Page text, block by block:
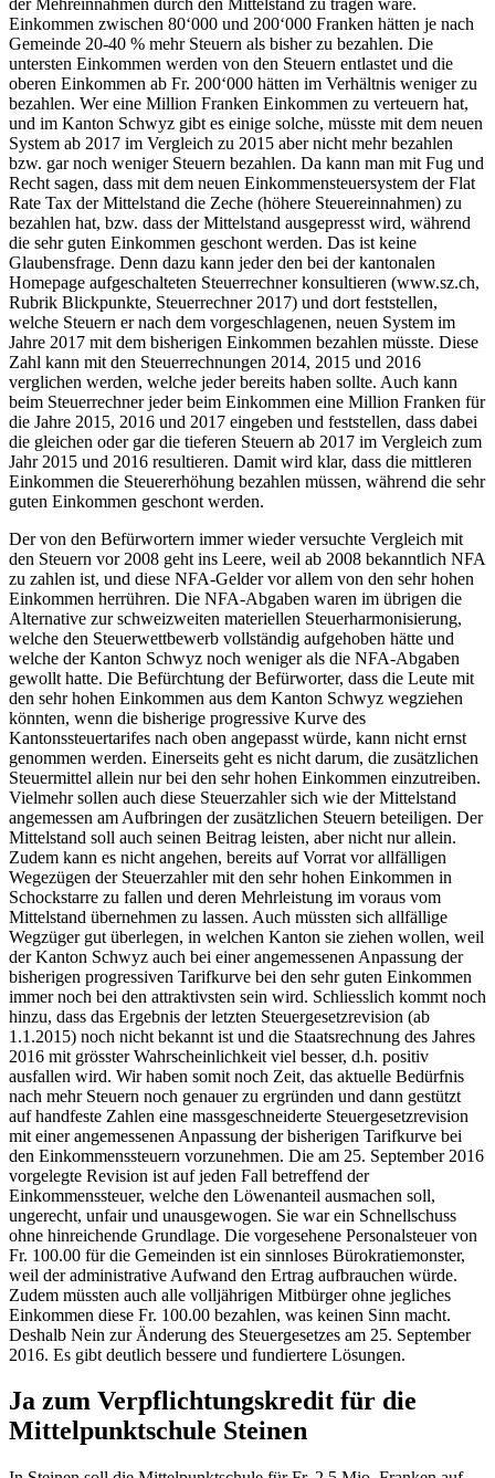
Einkommen zwischen 80‘000 und 200‘000 Franken hätten je nach
Gemeinde 20-40 % mehr Steuern als bisher zu bezahlen. Die
untersten Einkommen werden von den Steuern entlastet und die
oberen Einkommen ab Fr. 200‘000 hätten im Verhältnis weniger zu
bezahlen. Wer eine Million Franken Einkommen zu verteuern hat,
und im Kanton Schwyz gibt es einige solche, müsste mit dem neuen
System ab 2017 im Vergleich zu 2015 aber nicht mehr bezahlen
bzw. gar noch weniger Steuern bezahlen. Da kann man mit Fug und
Recht sagen, dass mit dem neuen Einkommensteuersystem der Flat
Rate Tax der Mittelstand die Zeche (höhere Steuereinnahmen) zu
bezahlen hat, bzw. dass der Mittelstand ausgepresst wird, während
die sehr guten Einkommen geschont werden. Das ist keine
Glaubensfrage. Denn dazu kann jeder den bei der kantonalen
Homepage aufgeschalteten Steuerrechner konsultieren (www.sz.ch,
Rubrik Blickpunkte, Steuerrechner 2017) und dort feststellen,
welche Steuern er nach dem vorgeschlagenen, neuen System im
Jahre 2017 mit dem bisherigen Einkommen bezahlen müsste. Diese
Zahl kann mit den Steuerrechnungen 2014, 2015 und 2016
verglichen werden, welche jeder bereits haben sollte. Auch kann
beim Steuerrechner jeder beim Einkommen eine Million Franken für
die Jahre 2015, 2016 und 2017 eingeben und feststellen, dass dabei
die gleichen oder gar die tieferen Steuern ab 2017 im Vergleich zum
Jahr 2015 und 2016 resultieren. Damit wird klar, dass die mittleren
Einkommen die Steuererhöhung bezahlen müssen, während die sehr
guten Einkommen geschont werden.
Der von den Befürwortern immer wieder versuchte Vergleich mit
den Steuern vor 2008 geht ins Leere, weil ab 2008 bekanntlich NFA
zu zahlen ist, und diese NFA-Gelder vor allem von den sehr hohen
Einkommen herrühren. Die NFA-Abgaben waren im übrigen die
Alternative zur schweizweiten materiellen Steuerharmonisierung,
welche den Steuerwettbewerb vollständig aufgehoben hätte und
welche der Kanton Schwyz noch weniger als die NFA-Abgaben
gewollt hatte. Die Befürchtung der Befürworter, dass die Leute mit
den sehr hohen Einkommen aus dem Kanton Schwyz wegziehen
könnten, wenn die bisherige progressive Kurve des
Kantonssteuertarifes nach oben angepasst würde, kann nicht ernst
genommen werden. Einerseits geht es nicht darum, die zusätzlichen
Steuermittel allein nur bei den sehr hohen Einkommen einzutreiben.
Vielmehr sollen auch diese Steuerzahler sich wie der Mittelstand
angemessen am Aufbringen der zusätzlichen Steuern beteiligen. Der
Mittelstand soll auch seinen Beitrag leisten, aber nicht nur allein.
Zudem kann es nicht angehen, bereits auf Vorrat vor allfälligen
Wegezügen der Steuerzahler mit den sehr hohen Einkommen in
Schockstarre zu fallen und deren Mehrleistung im voraus vom
Mittelstand übernehmen zu lassen. Auch müssten sich allfällige
Wegzüger gut überlegen, in welchen Kanton sie ziehen wollen, weil
der Kanton Schwyz auch bei einer angemessenen Anpassung der
bisherigen progressiven Tarifkurve bei den sehr guten Einkommen
immer noch bei den attraktivsten sein wird. Schliesslich kommt noch
hinzu, dass das Ergebnis der letzten Steuergesetzrevision (ab
1.1.2015) noch nicht bekannt ist und die Staatsrechnung des Jahres
2016 mit grösster Wahrscheinlichkeit viel besser, d.h. positiv
ausfallen wird. Wir haben somit noch Zeit, das aktuelle Bedürfnis
nach mehr Steuern noch genauer zu ergründen und dann gestützt
auf handfeste Zahlen eine massgeschneiderte Steuergesetzrevision
mit einer angemessenen Anpassung der bisherigen Tarifkurve bei
den Einkommenssteuern vorzunehmen. Die am 25. September 2016
vorgelegte Revision ist auf jeden Fall betreffend der
Einkommenssteuer, welche den Löwenanteil ausmachen soll,
ungerecht, unfair und unausgewogen. Sie war ein Schnellschuss
ohne hinreichende Grundlage. Die vorgesehene Personalsteuer von
Fr. 100.00 für die Gemeinden ist ein sinnloses Bürokratiemonster,
weil der administrative Aufwand den Ertrag aufbrauchen würde.
Zudem müssten auch alle volljährigen Mitbürger ohne jegliches
Einkommen diese Fr. 100.00 bezahlen, was keinen Sinn macht.
Deshalb Nein zur Änderung des Steuergesetzes am 25. September
2016. Es gibt deutlich bessere und fundiertere Lösungen.
Ja zum Verpflichtungskredit für die
Mittelpunktschule Steinen